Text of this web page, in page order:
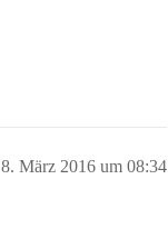
8. März 2016 um 08:34